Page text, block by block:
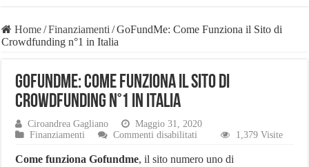
Home/Finanziamenti /GoFundMe: Come Funziona il Sito di
Crowdfunding n°1 in Italia
GoFundMe: Come Funziona il Sito di
Crowdfunding n°1 in Italia
Ciroandrea Gagliano
Maggio 31, 2020
Finanziamenti
Commenti disabilitati
Come
1,379 Visite
Come funziona Gofundme, il sito numero uno di